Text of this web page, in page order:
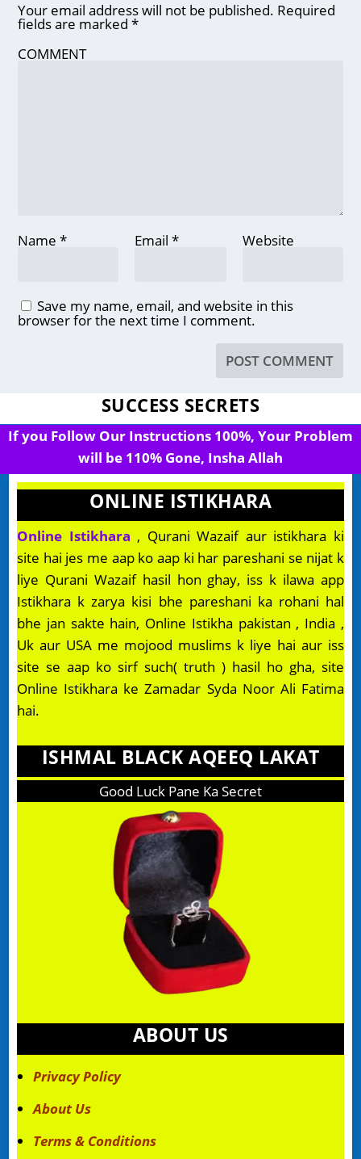
Your email address will not be published. Required
fields are marked*
COMMENT
Name* Email * Website
Save my name, email, and website in this
browser for the next time I comment.
SUCCESS SECRETS
If you Follow Our Instructions 100%, Your Problem
will be 110% Gone, Insha Allah
ONLINE ISTIKHARA
Online Istikhara , Qurani Wazaif aur istikhara ki
site hai jes me aap ko aap ki har pareshani se nijat k
liye Qurani Wazaif hasil hon ghay, iss k ilawa app
Istikhara k zarya kisi bhe pareshani ka rohani hal
bhe jan sakte hain, Online Istikha pakistan , India ,
Uk aur USA me mojood muslims k liye hai aur iss
site se aap ko sirf such( truth ) hasil ho gha, site
Online Istikhara ke Zamadar Syda Noor Ali Fatima
hai.
ISHMAL BLACK AQEEQ LAKAT
Good Luck Pane Ka Secret
ABOUT US
Privacy Policy
About Us
Terms & Conditions